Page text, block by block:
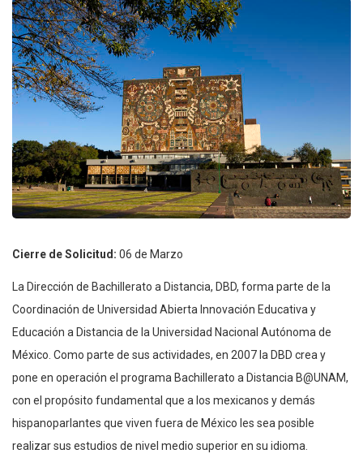
Cierre de Solicitud: 06 de Marzo
La Dirección de Bachillerato a Distancia, DBD, forma parte de la
Coordinación de Universidad Abierta Innovación Educativa y
Educación a Distancia de la Universidad Nacional Autónoma de
México. Como parte de sus actividades, en 2007 la DBD crea y
pone en operación el programa Bachillerato a Distancia B@UNAM,
con el propósito fundamental que a los mexicanos y demás
hispanoparlantes que viven fuera de México les sea posible
realizar sus estudios de nivel medio superior en su idioma.